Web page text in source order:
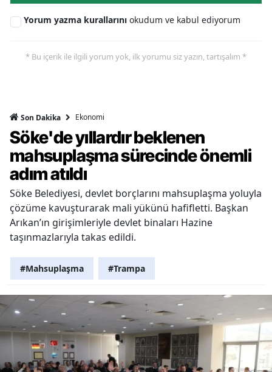
Yorum yazma kurallarını okudum ve kabul ediyorum
* Bu içerik ile ilgili yorum yok, ilk yorumu siz yazın, tartışalım *
Son Dakika Ekonomi
Söke'de yıllardır beklenen
mahsuplaşma sürecinde önemli
adım atıldı
Söke Belediyesi, devlet borçlarını mahsuplaşma yoluyla
çözüme kavuşturarak mali yükünü hafifletti. Başkan
Arıkan’ın girişimleriyle devlet binaları Hazine
taşınmazlarıyla takas edildi.
#Mahsuplaşma #Trampa